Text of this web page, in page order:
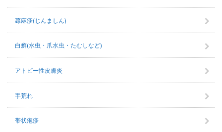
蕁麻疹(じんましん)
白癬(水虫・爪水虫・たむしなど)
アトピー性皮膚炎
手荒れ
帯状疱疹